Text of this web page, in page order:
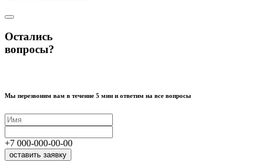
Остались
вопросы?
Мы перезвоним вам в течение 5 мин и ответим на все вопросы
+7 000-000-00-00
оставить заявку